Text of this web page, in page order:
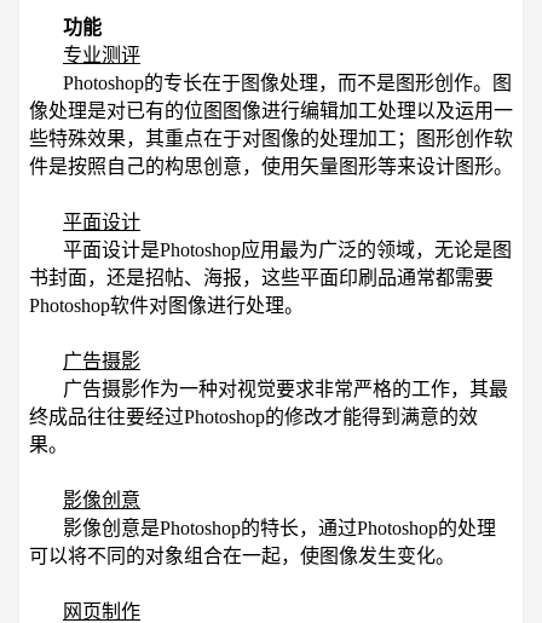
功能
专业测评
Photoshop的专长在于图像处理，而不是图形创作。图
像处理是对已有的位图图像进行编辑加工处理以及运用一
些特殊效果，其重点在于对图像的处理加工；图形创作软
件是按照自己的构思创意，使用矢量图形等来设计图形。
平面设计
平面设计是Photoshop应用最为广泛的领域，无论是图
书封面，还是招帖、海报，这些平面印刷品通常都需要
Photoshop软件对图像进行处理。
广告摄影
广告摄影作为一种对视觉要求非常严格的工作，其最
终成品往往要经过Photoshop的修改才能得到满意的效
果。
影像创意
影像创意是Photoshop的特长，通过Photoshop的处理
可以将不同的对象组合在一起，使图像发生变化。
网页制作